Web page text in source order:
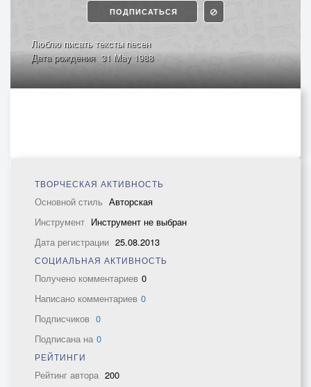
ПОДПИСАТЬСЯ
Люблю писать тексты песен
Дата рождения 31 May 1988
ТВОРЧЕСКАЯ АКТИВНОСТЬ
Основной стиль Авторская
Инструмент Инструмент не выбран
Дата регистрации 25.08.2013
СОЦИАЛЬНАЯ АКТИВНОСТЬ
Получено комментариев 0
Написано комментариев 0
Подписчиков 0
Подписана на 0
РЕЙТИНГИ
Рейтинг автора 200